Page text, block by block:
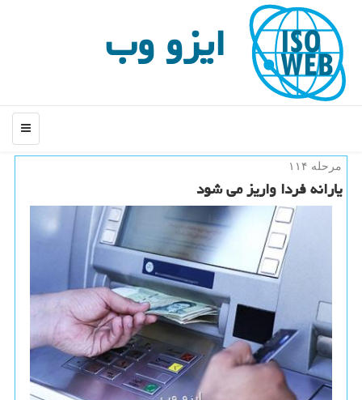
ایزو وب
منو
مرحله ۱۱۴
یارانه فردا واریز می شود